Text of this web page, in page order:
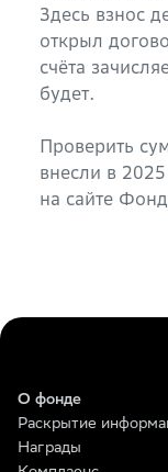
Здесь взнос
открыл
счёта
будет.
Проверить
внесли в
на сайте
О фонде
Раскрытие
Награды